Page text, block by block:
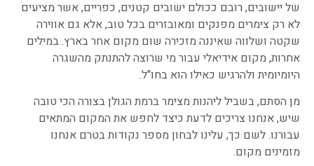
של יישובים, רובם ככולם ישובים קטנים, כפריים, אשר מציעים
לא רק צימרים מפנקים ומאובזרים בכל טוב, אלא גם אווירה
שקטה ושלווה שאיננה מזכירה שום מקום אחר בארץ. במילים
אחרות, מקום אידיאלי עבור מי שרוצה להתנתק מהשגרה
היומיומית ולהרגיש כאילו הוא בחו"ל.
מן הסתם, בשביל ליהנות מצימר ברמת הגולן בצורה הכי טובה
שיש, אנחנו צריכים לדעת כיצד לחפש את המקום המתאים
עבורנו. לשם כך, עלינו לבחון מספר נקודות בטרם אנחנו
מזמינים מקום.